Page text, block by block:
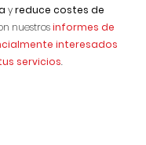
yreduce costes de
nuestrosinformes de
interesados
servicios.